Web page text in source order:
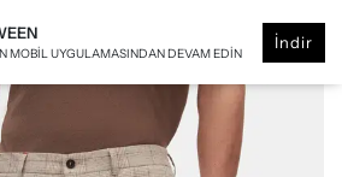
MOBIL UYGULAMASINDAN DEVAM EDIN
İndir